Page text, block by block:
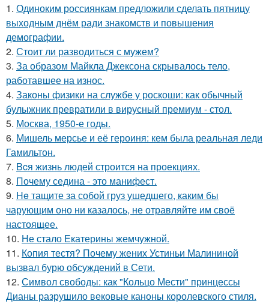
1. Одиноким россиянкам предложили сделать пятницу
выходным днём ради знакомств и повышения
демографии.
2. Стоит ли разводиться с мужем?
3. За образом Майкла Джексона скрывалось тело,
работавшее на износ.
4. Законы физики на службе у роскоши: как обычный
булыжник превратили в вирусный премиум - стол.
5. Москва, 1950-е годы.
6. Мишель мерсье и её героиня: кем была реальная леди
Гамильтон.
7. Bcя жизнь людей строится на проекциях.
8. Почему седина - это манифест.
9. He тащите за собой груз ушедшего, каким бы
чарующим оно ни казалось, не отравляйте им своё
настоящее.
10. Не стало Екатерины жемчужной.
11. Копия тестя? Почему жених Устиньи Малининой
вызвал бурю обсуждений в Сети.
12. Символ свободы: как "Кольцо Мести" принцессы
Дианы разрушило вековые каноны королевского стиля.